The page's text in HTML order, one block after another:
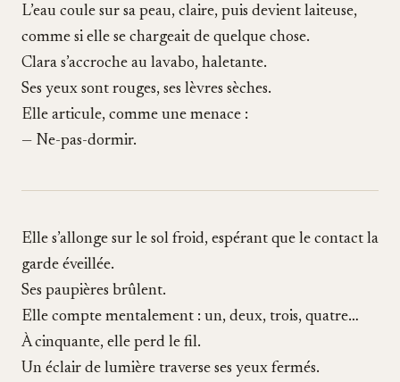
L’eau coule sur sa peau, claire, puis devient laiteuse,
comme si elle se chargeait de quelque chose.
Clara s’accroche au lavabo, haletante.
Ses yeux sont rouges, ses lèvres sèches.
Elle articule, comme une menace :
— Ne-pas-dormir.
Elle s’allonge sur le sol froid, espérant que le contact la
garde éveillée.
Ses paupières brûlent.
Elle compte mentalement : un, deux, trois, quatre…
À cinquante, elle perd le fil.
Un éclair de lumière traverse ses yeux fermés.